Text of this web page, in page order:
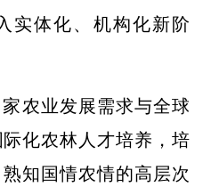
实体化、机构化新阶
农业发展需求与全球
化农林人才培养，培
知国情农情的高层次